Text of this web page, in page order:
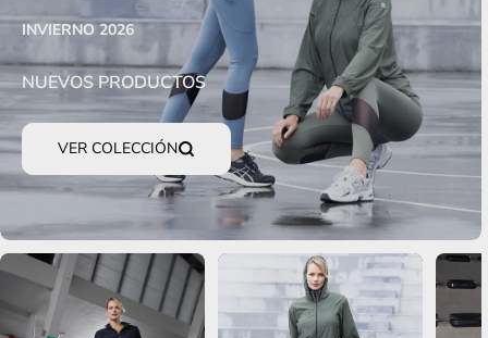
INVIERNO 2026
NUEVOS PRODUCTOS
VER COLECCIÓN